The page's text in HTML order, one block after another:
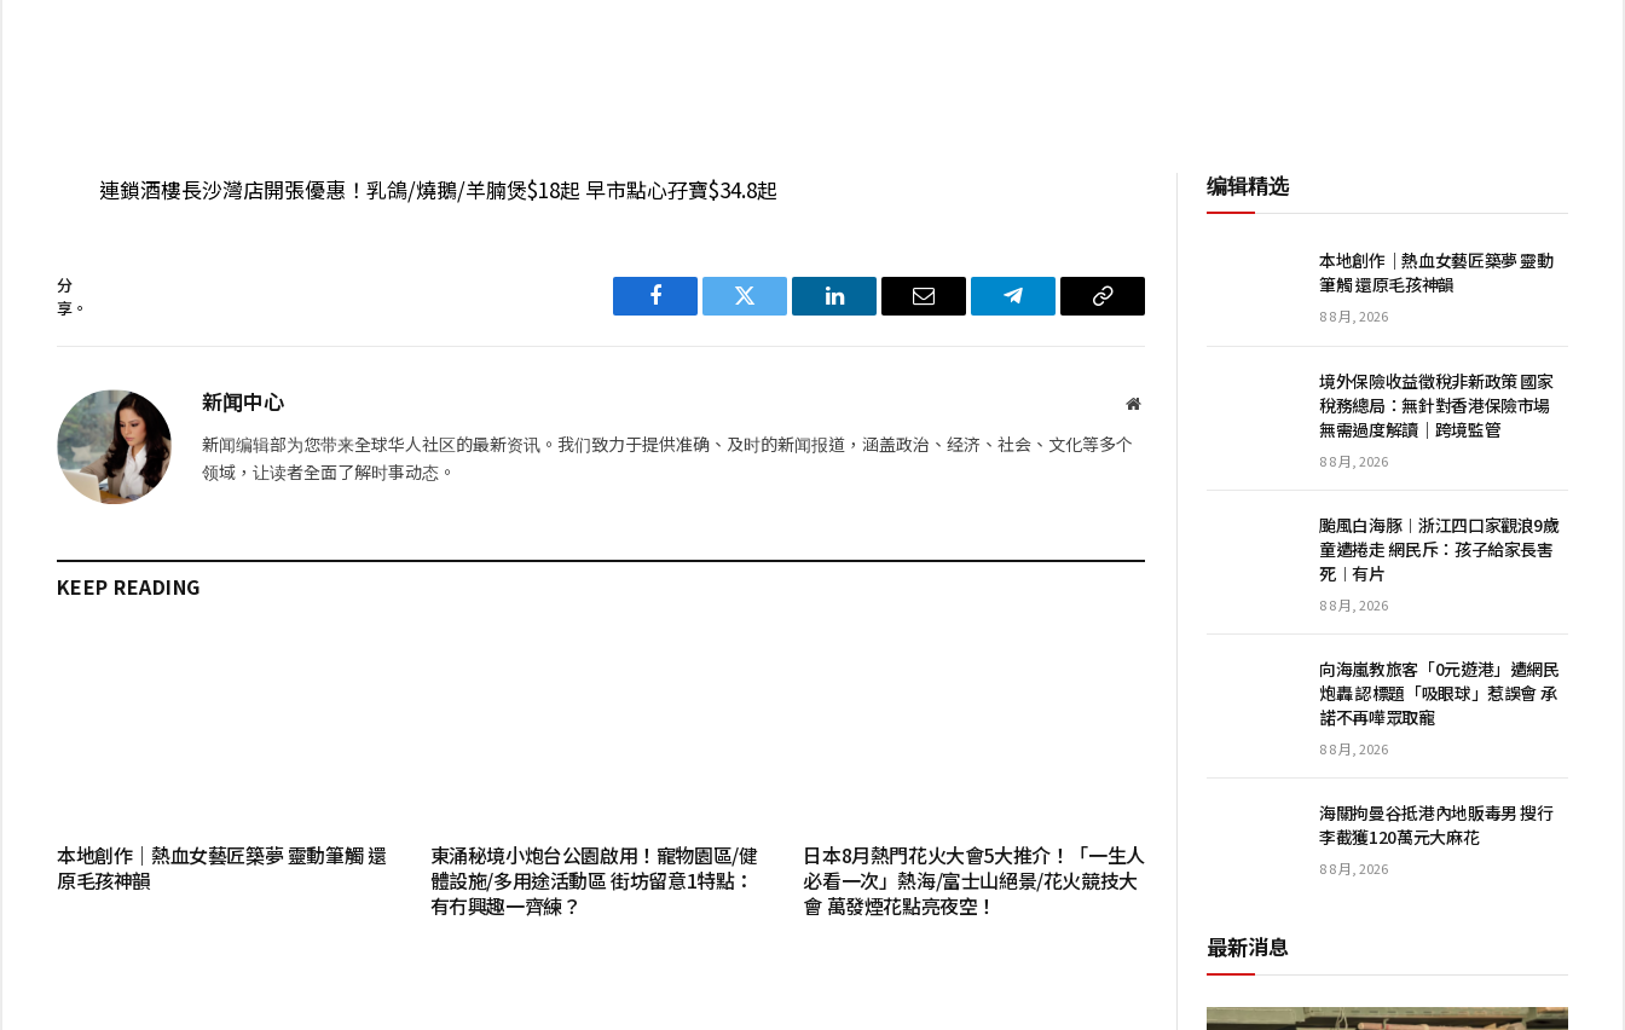
連鎖酒樓長沙灣店開張優惠！乳鴿/燒鵝/羊腩煲$18起 早市點心孖寶$34.8起
分
享。
Facebook Twitter LinkedIn 电
Telegram 复
新闻中心
网
新闻编辑部为您带来全球华人社区的最新资讯。我们致力于提供准确、及时的新闻报道，涵盖政治、经济、社会、文化等多个
领域，让读者全面了解时事动态。
KEEP READING
本地創作｜熱血女藝匠築夢 靈動筆觸 還
原毛孩神韻
東涌秘境小炮台公園啟用！寵物園區/健
體設施/多用途活動區 街坊留意1特點：
有冇興趣一齊練？
日本8月熱門花火大會5大推介！「一生人
必看一次」熱海/富士山絕景/花火競技大
會 萬發煙花點亮夜空！
编辑精选
本地創作｜熱血女藝匠築夢 靈動
筆觸 還原毛孩神韻
8 8 月, 2026
境外保險收益徵稅非新政策 國家
稅務總局：無針對香港保險市場
無需過度解讀｜跨境監管
8 8 月, 2026
颱風白海豚︱浙江四口家觀浪9歲
童遭捲走 網民斥：孩子給家長害
死︱有片
8 8 月, 2026
向海嵐教旅客「0元遊港」遭網民
炮轟 認標題「吸眼球」惹誤會 承
諾不再嘩眾取寵
8 8 月, 2026
海關拘曼谷抵港內地販毒男 搜行
李截獲120萬元大麻花
8 8 月, 2026
最新消息